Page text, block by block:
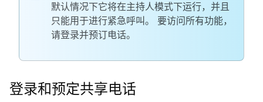
默认情况下它将在主持人模式下运行，并且
只能用于进行紧急呼叫。 要访问所有功能，
请登录并预订电话。
登录和预定共享电话